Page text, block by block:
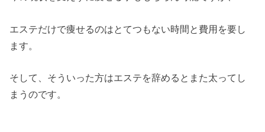
エステだけで痩せるのはとてつもない時間と費用を要し
ます。
そして、そういった方はエステを辞めるとまた太ってし
まうのです。